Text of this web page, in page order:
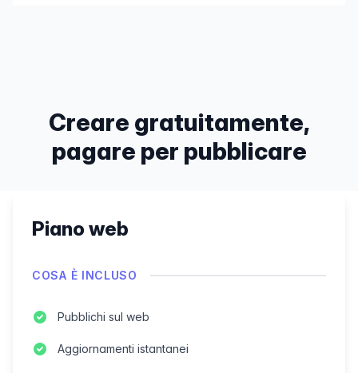
Creare gratuitamente,
pagare per pubblicare
Piano web
COSA È INCLUSO
Pubblichi sul web
Aggiornamenti istantanei